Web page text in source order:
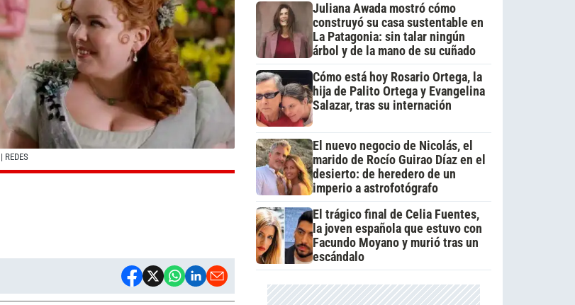
| REDES
Juliana Awada mostró cómo
construyó su casa sustentable en
La Patagonia: sin talar ningún
árbol y de la mano de su cuñado
Cómo está hoy Rosario Ortega, la
hija de Palito Ortega y Evangelina
Salazar, tras su internación
El nuevo negocio de Nicolás, el
marido de Rocío Guirao Díaz en el
desierto: de heredero de un
imperio a astrofotógrafo
El trágico final de Celia Fuentes,
la joven española que estuvo con
Facundo Moyano y murió tras un
escándalo